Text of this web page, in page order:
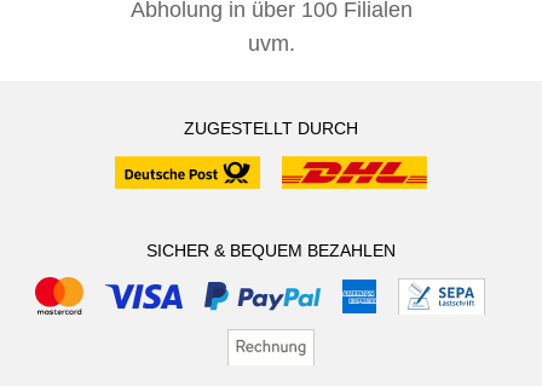
Abholung in über 100 Filialen
uvm.
ZUGESTELLT DURCH
SICHER & BEQUEM BEZAHLEN